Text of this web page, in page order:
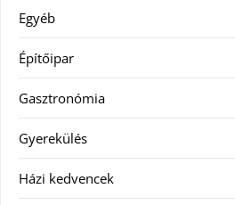
Egyéb
Építőipar
Gasztronómia
Gyerekülés
Házi kedvencek